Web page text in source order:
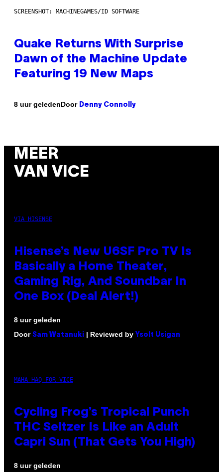
SCREENSHOT: MACHINEGAMES/ID SOFTWARE
Quake Returns With Surprise
Dawn of the Machine Update
Featuring 19 New Maps
8 uur geledenDoor Denny Connolly
MEER
VAN VICE
VIA HISENSE
Hisense’s New U6SF Pro TV Is
Basically a Home Theater,
Gaming Rig, And Soundbar In
One Box (Deal Alert!)
8 uur geleden
Door Sam Watanuki | Reviewed by Ysolt Usigan
MAHA HAQ FOR VICE
Cycling Frog’s Tropical Punch
THC Seltzer Is Like an Adult
Capri Sun (That Gets You High)
8 uur geleden